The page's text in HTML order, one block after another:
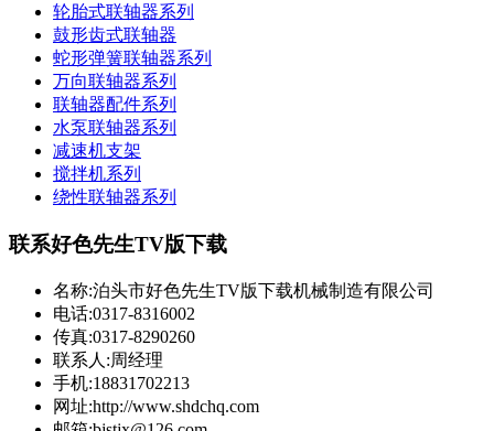
轮胎式联轴器系列
鼓形齿式联轴器
蛇形弹簧联轴器系列
万向联轴器系列
联轴器配件系列
水泵联轴器系列
减速机支架
搅拌机系列
绕性联轴器系列
联系好色先生TV版下载
名称:泊头市好色先生TV版下载机械制造有限公司
电话:0317-8316002
传真:0317-8290260
联系人:周经理
手机:18831702213
网址:http://www.shdchq.com